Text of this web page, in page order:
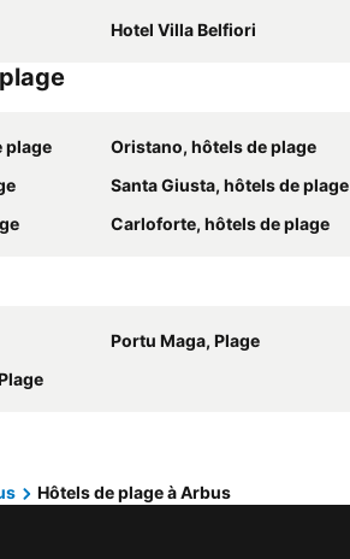
Hotel Villa Belfiori
plage Oristano, hôtels de plage
Santa Giusta, hôtels de plage
Carloforte, hôtels de plage
Portu Maga, Plage
Hôtels de plage à Arbus